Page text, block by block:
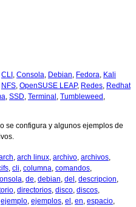
CLI , Consola, Debian, Fedora, Kali
NFS, OpenSUSE LEAP, Redes, Redhat
, SSD, Terminal , Tumbleweed ,
se configura y algunos ejemplos de
, arch linux, archivo, archivos,
, cli, columna, comandos,
, de, debian, del , descripcion,
, directorios, disco, discos,
ejemplo, ejemplos, el , en, espacio,